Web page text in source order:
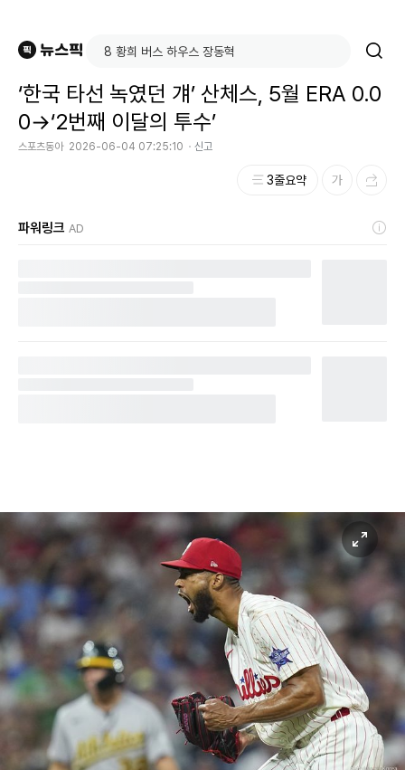
‘한국 타선 녹였던 걔’ 산체스, 5월 ERA 0.0
0→‘2번째 이달의 투수’
스포츠동아 2026-06-04 07:25:10 신고
3줄요약
파워링크 AD